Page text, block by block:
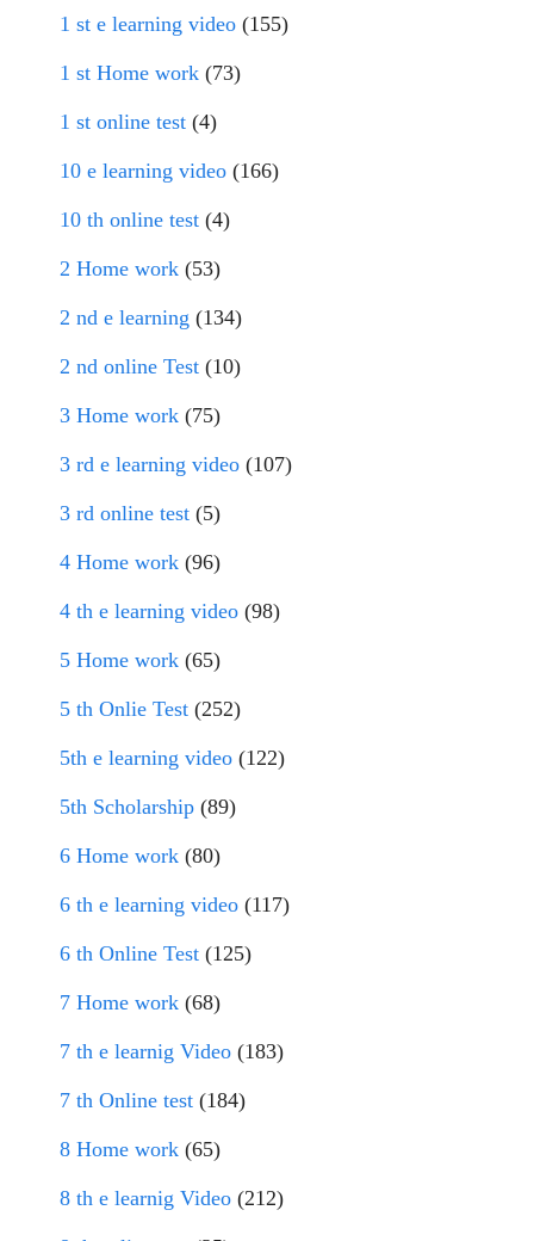
1 st e learning video (155)
1 st Home work (73)
1 st online test (4)
10 e learning video (166)
10 th online test (4)
2 Home work (53)
2 nd e learning (134)
2 nd online Test (10)
3 Home work (75)
3 rd e learning video (107)
3 rd online test (5)
4 Home work (96)
4 th e learning video (98)
5 Home work (65)
5 th Onlie Test (252)
5th e learning video (122)
5th Scholarship (89)
6 Home work (80)
6 th e learning video (117)
6 th Online Test (125)
7 Home work (68)
7 th e learnig Video (183)
7 th Online test (184)
8 Home work (65)
8 th e learnig Video (212)